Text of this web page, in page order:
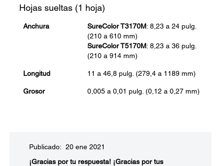
Hojas sueltas (1 hoja)
Anchura SureColor T3170M: 8,23 a 24 pulg.
(210 a 610 mm)
SureColor T5170M: 8,23 a 36 pulg.
(210 a 914 mm)
Longitud 11 a 46,8 pulg. (279,4 a 1189 mm)
Grosor 0,005 a 0,01 pulg. (0,12 a 0,27 mm)
Publicado: 20 ene 2021
¡Gracias por tu respuesta! ¡Gracias por tus